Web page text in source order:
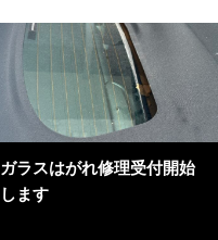
ガラスはがれ修理受付開始
します